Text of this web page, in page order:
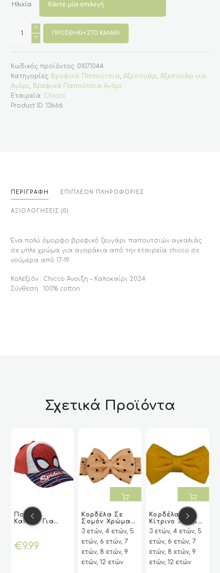
Ηλικία
Βρεφικά
sneakers
μπλε
17-
19
(Chicco)
ποσότητα
ΠΡΟΣΘΉΚΗ ΣΤΟ ΚΑΛΆΘΙ
Κωδικός προϊόντος: 01071044
Κατηγορίες: Βρεφικά Παπούτσια,Αξεσουάρ,Αξεσουάρ για
Αγόρι, Βρεφικά Παπούτσια Αγόρι
Εταιρεία: Chicco
Product ID:13666
ΠΕΡΙΓΡΑΦΉ ΕΠΙΠΛΈΟΝ ΠΛΗΡΟΦΟΡΊΕΣ
ΑΞΙΟΛΟΓΉΣΕΙΣ (0)
Ένα πολύ όμορφο βρεφικό ζευγάρι παπουτσιών αγκαλιάς
σε μπλε χρώμα για αγοράκια από την εταιρεία chicco σε
νούμερα από 17-19.
Κολεξιόν : Chicco Άνοιξη – Καλοκαίρι 2024
Σύνθεση : 100% cotton
Σχετικά Προϊόντα
VIEW
VIEW ΕΠΙΛΟΓΉ
ΕΠΙΛΟΓΉ
το
προϊόν
πολλαπλές
Παιδικό
Καπέλο Για
Αγόρι Με Τoν
Marvel
€9.99
VIEW
VIEW
Η ΣΤΟ
ΚΑΛΆΘΙ
Η ΣΤΟ
ΚΑΛΆΘΙ
Κορδέλα Σε
Σομόν Χρώμα
Με Καρδούλες
3 ετών, 4 ετών, 5
ετών, 6 ετών, 7
ετών, 8 ετών, 9
ετών, 12 ετών
VIEW
VIEW
ΠΡΟΣΘΉΚ
Η ΣΤΟ
ΚΑΛΆΘΙ
ΠΡΟΣΘΉΚ
Η ΣΤΟ
ΚΑΛΆΘΙ
Κορδέλα Σε
Κίτρινο Χρώμα
Με Φιόγκο
3 ετών, 4 ετών, 5
ετών, 6 ετών, 7
ετών, 8 ετών, 9
ετών, 12 ετών